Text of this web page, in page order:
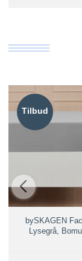
Tilbud
bySKAGEN
Lysegrå,